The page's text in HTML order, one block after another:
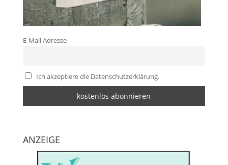
E-Mail Adresse
Ich akzeptiere die Datenschutzerklärung.
ANZEIGE